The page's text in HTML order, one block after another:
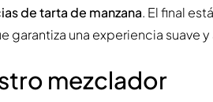
de tarta de manzana. El final
garantiza una experiencia suave
mezclador